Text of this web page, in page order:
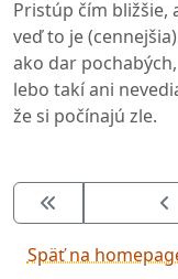
Pristúp čím bližšie,
veď to je
ako dar pochabých,
lebo takí ani
že si počínajú zle.
Späť na